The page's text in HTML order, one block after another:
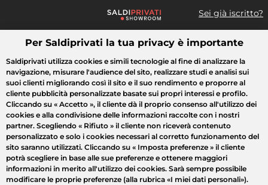
Sei già iscritto?
Cosa cerchi?
Tutte le vendite Moda Casa Bellezza Elettrodomestici
Per Saldiprivati la tua privacy è importante
Saldiprivati utilizza cookies e simili tecnologie al fine di analizzare la
navigazione, misurare l'audience del sito, realizzare studi e analisi sui
suoi clienti migliorando così il sito e il suo rendimento e proporre al
cliente pubblicità personalizzate basate sui propri interessi e profilo.
Cliccando su « Accetto », il cliente dà il proprio consenso all'utilizzo dei
cookies e alla condivisione delle informazioni raccolte con i nostri
partner. Scegliendo « Rifiuto » il cliente non riceverà contenuto
personalizzato e solo i cookies necessari al corretto funzionamento del
sito saranno utilizzati. Cliccando su « Imposta preferenze » il cliente
potrà scegliere in base alle sue preferenze e ottenere maggiori
informazioni in merito all'utilizzo dei cookies. Sarà sempre possibile
modificare le proprie preferenze (alla rubrica «I miei dati personali»).